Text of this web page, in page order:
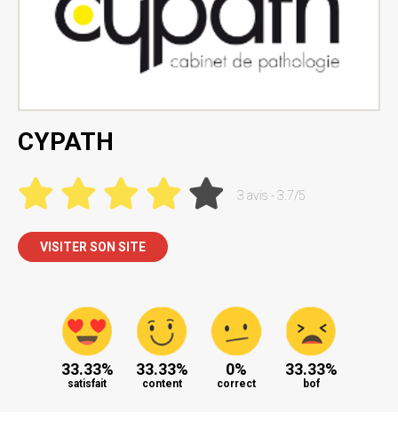
CYPATH
3 avis - 3.7/5
VISITER SON SITE
33.33%
satisfait
33.33%
content
0%
correct
33.33%
bof